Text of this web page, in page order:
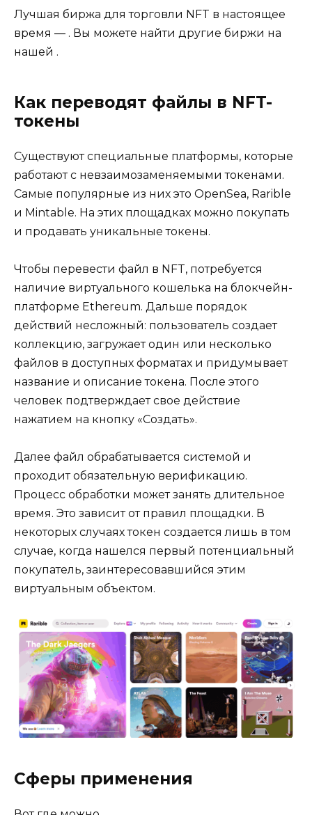
Лучшая биржа для торговли NFT в настоящее
время — . Вы можете найти другие биржи на
нашей .
Как переводят файлы в NFT-
токены
Существуют специальные платформы, которые
работают с невзаимозаменяемыми токенами.
Самые популярные из них это OpenSea, Rarible
и Mintable. На этих площадках можно покупать
и продавать уникальные токены.
Чтобы перевести файл в NFT, потребуется
наличие виртуального кошелька на блокчейн-
платформе Ethereum. Дальше порядок
действий несложный: пользователь создает
коллекцию, загружает один или несколько
файлов в доступных форматах и придумывает
название и описание токена. После этого
человек подтверждает свое действие
нажатием на кнопку «Создать».
Далее файл обрабатывается системой и
проходит обязательную верификацию.
Процесс обработки может занять длительное
время. Это зависит от правил площадки. В
некоторых случаях токен создается лишь в том
случае, когда нашелся первый потенциальный
покупатель, заинтересовавшийся этим
виртуальным объектом.
Сферы применения